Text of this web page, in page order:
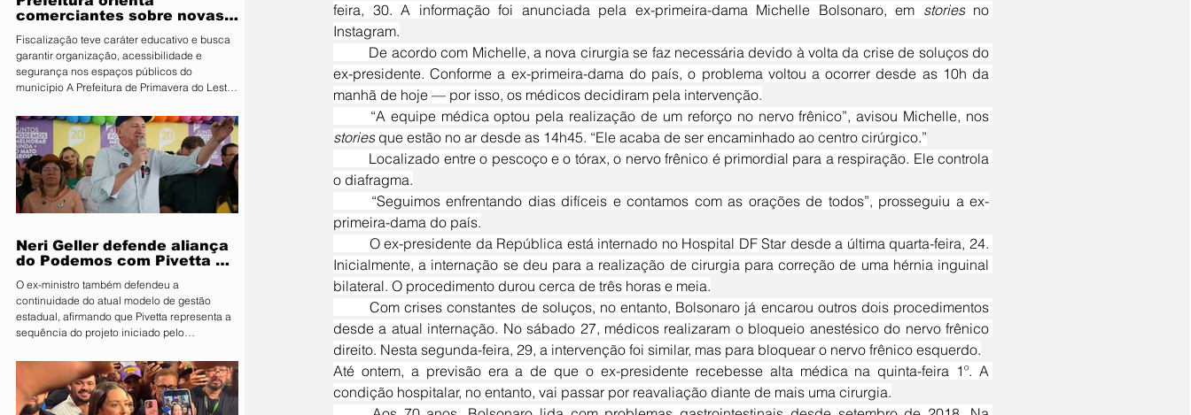
comerciantes sobre novas
trucks
Fiscalização teve caráter educativo e busca
garantir organização, acessibilidade e
segurança nos espaços públicos do
município A Prefeitura de Primavera do Leste,
Segurança Pública e Mobilidade Urbana, em
parceria com a Fiscalização de Obras e
Posturas, realizou uma ação de orientação
aos proprietários de food trucks e
comerciantes ambulantes na noite desta
sexta-feira (31), sobre as novas regras para
utilização de mesas e cadeiras em espa
Neri Geller defende aliança
do Podemos com Pivetta e
com esse acordo
O ex-ministro também defendeu a
continuidade do atual modelo de gestão
estadual, afirmando que Pivetta representa a
sequência do projeto iniciado pelo
deputado federal pelo Podemos, Neri Geller,
participa nesta terça-feira (4) da convenção
do Republicanos e afirmou acreditar que o
partido deve oficializar uma aliança com a
feira, 30. A informação foi anunciada pela ex-primeira-dama Michelle Bolsonaro, em stories no
Instagram.
ex-presidente. Conforme a ex-primeira-dama do país, o problema voltou a ocorrer desde as 10h da
manhã de hoje — por isso, os médicos decidiram pela intervenção.
stories que estão no ar desde as 14h45. “Ele acaba de ser encaminhado ao centro cirúrgico.”
o diafragma.
primeira-dama do país.
Inicialmente, a internação se deu para a realização de cirurgia para correção de uma hérnia inguinal
bilateral. O procedimento durou cerca de três horas e meia.
	Com crises constantes de soluços, no entanto, Bolsonaro já encarou outros dois procedimentos
desde a atual internação. No sábado 27, médicos realizaram o bloqueio anestésico do nervo frênico
direito. Nesta segunda-feira, 29, a intervenção foi similar, mas para bloquear o nervo frênico esquerdo.
Até ontem, a previsão era a de que o ex-presidente recebesse alta médica na quinta-feira 1º. A
condição hospitalar, no entanto, vai passar por reavaliação diante de mais uma cirurgia.